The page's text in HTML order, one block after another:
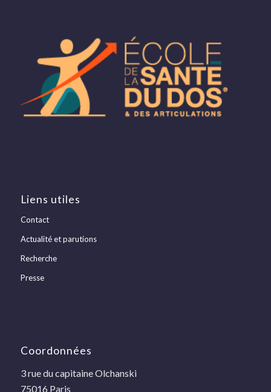
Liens utiles
Contact
Actualité et parutions
Recherche
Presse
Coordonnées
3 rue du capitaine Olchanski
75016 Paris